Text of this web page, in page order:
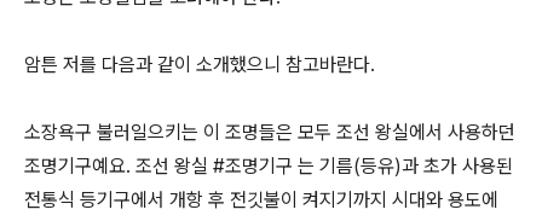
암튼 저를 다음과 같이 소개했으니 참고바란다.
소장욕구 불러일으키는 이 조명들은 모두 조선 왕실에서 사용하던
조명기구예요. 조선 왕실 #조명기구 는 기름(등유)과 초가 사용된
전통식 등기구에서 개항 후 전깃불이 켜지기까지 시대와 용도에